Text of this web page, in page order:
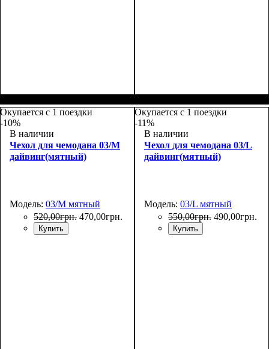
Окупается с 1 поездки
-10%
В наличии
Чехол для чемодана 03/M
дайвинг(мятный)
Модель: 03/M мятный
520,00грн. 470,00грн.
Купить
Окупается с 1 поездки
-11%
В наличии
Чехол для чемодана 03/L
дайвинг(мятный)
Модель: 03/L мятный
550,00грн. 490,00грн.
Купить